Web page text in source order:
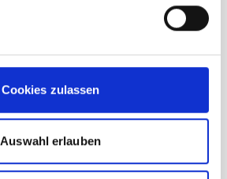
Cookies zulassen
Auswahl erlauben